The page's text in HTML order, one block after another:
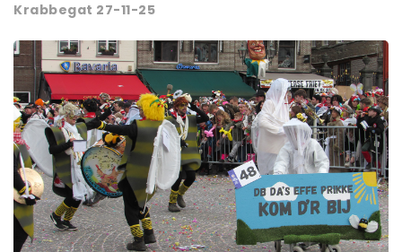
Krabbegat 27-11-25